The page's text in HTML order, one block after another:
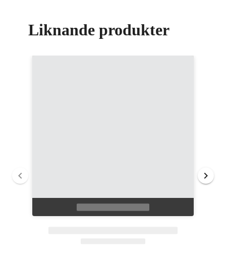
Liknande produkter